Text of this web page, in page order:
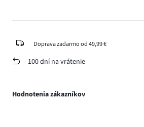
Doprava zadarmo od 49,99 €
100 dní na vrátenie
Hodnotenia zákazníkov